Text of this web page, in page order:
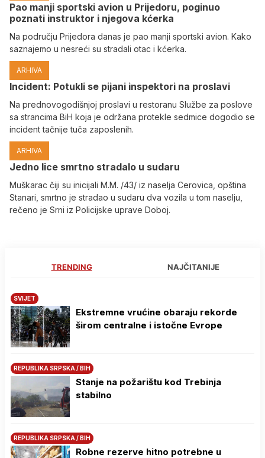
Pao manji sportski avion u Prijedoru, poginuo
poznati instruktor i njegova kćerka
Na području Prijedora danas je pao manji sportski avion. Kako
saznajemo u nesreći su stradali otac i kćerka.
ARHIVA
Incident: Potukli se pijani inspektori na proslavi
Na prednovogodišnjoj proslavi u restoranu Službe za poslove
sa strancima BiH koja je održana protekle sedmice dogodio se
incident tačnije tuča zaposlenih.
ARHIVA
Јedno lice smrtno stradalo u sudaru
Muškarac čiji su inicijali M.M. /43/ iz naselja Cerovica, opština
Stanari, smrtno je stradao u sudaru dva vozila u tom naselju,
rečeno je Srni iz Policijske uprave Doboj.
TRENDING NAJČITANIJE
SVIJET
Ekstremne vrućine obaraju rekorde
širom centralne i istočne Evrope
REPUBLIKA SRPSKA / BIH
Stanje na požarištu kod Trebinja
stabilno
REPUBLIKA SRPSKA / BIH
Robne rezerve hitno potrebne u